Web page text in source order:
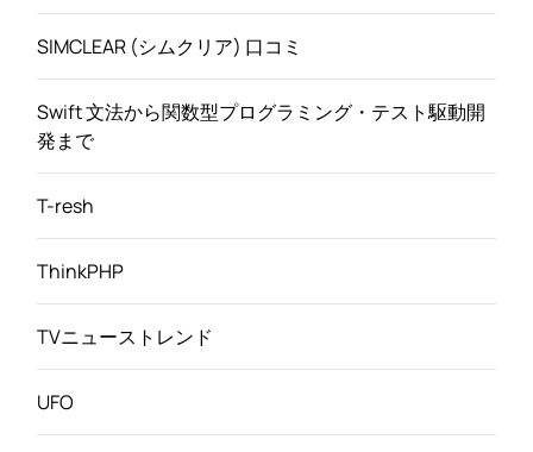
SIMCLEAR (シムクリア) 口コミ
Swift 文法から関数型プログラミング・テスト駆動開
発まで
T-resh
ThinkPHP
TVニューストレンド
UFO